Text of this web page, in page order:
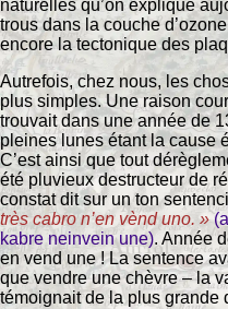
naturelles qu’on explique
trous dans la couche
encore la tectonique des
Autrefois, chez nous, les
plus simples. Une raison
trouvait dans une année de
pleines lunes étant la cause
C’est ainsi que tout
été pluvieux destructeur de
constat dit sur un ton
très cabro n’en vènd uno. »
kabre neinvein une). Année
en vend une ! La sentence
que vendre une chèvre – la
témoignait de la plus grande